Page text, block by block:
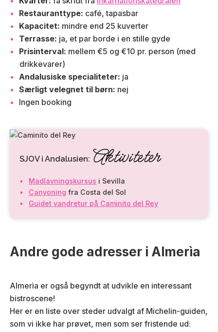
Restauranttype: café, tapasbar
Kapacitet: mindre end 25 kuverter
Terrasse: ja, et par borde i en stille gyde
Prisinterval: mellem €5 og €10 pr. person (med
drikkevarer)
Andalusiske specialiteter: ja
Særligt velegnet til børn: nej
Ingen booking
SJOV i Andalusien: Aktiviteter
Madlavningskursus i Sevilla
Canyoning fra Costa del Sol
Guidet vandretur på Caminito del Rey
Andre gode adresser i Almerìa
Almerìa er også begyndt at udvikle en interessant
bistroscene!
Her er en liste over steder udvalgt af Michelin-guiden,
som vi ikke har prøvet, men som ser fristende ud: